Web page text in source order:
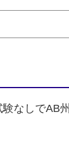
なしでAB